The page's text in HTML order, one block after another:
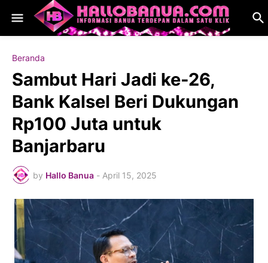
Beranda
Sambut Hari Jadi ke-26,
Bank Kalsel Beri Dukungan
Rp100 Juta untuk
Banjarbaru
by Hallo Banua - April 15, 2025